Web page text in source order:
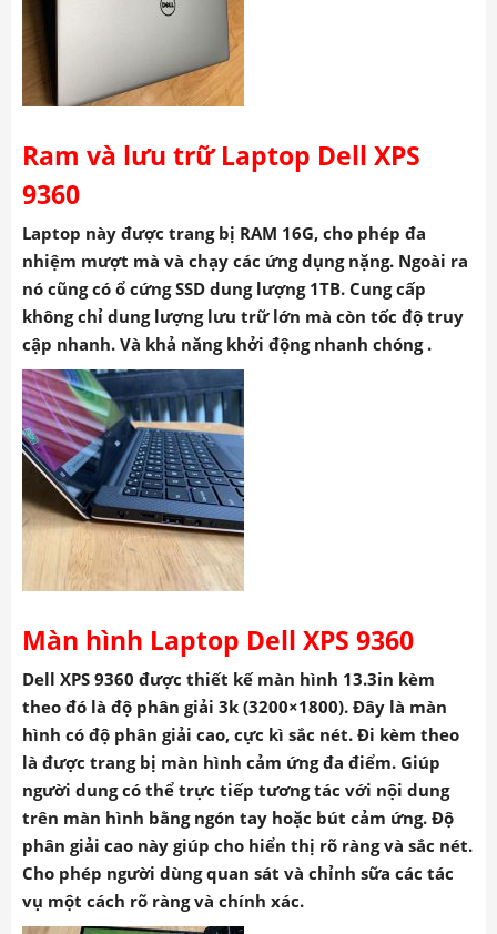
Ram và lưu trữ Laptop Dell XPS
9360
Laptop này được trang bị RAM 16G, cho phép đa
nhiệm mượt mà và chạy các ứng dụng nặng. Ngoài ra
nó cũng có ổ cứng SSD dung lượng 1TB. Cung cấp
không chỉ dung lượng lưu trữ lớn mà còn tốc độ truy
cập nhanh. Và khả năng khởi động nhanh chóng .
Màn hình Laptop Dell XPS 9360
Dell XPS 9360 được thiết kế màn hình 13.3in kèm
theo đó là độ phân giải 3k (3200×1800). Đây là màn
hình có độ phân giải cao, cực kì sắc nét. Đi kèm theo
là được trang bị màn hình cảm ứng đa điểm. Giúp
người dung có thể trực tiếp tương tác với nội dung
trên màn hình bằng ngón tay hoặc bút cảm ứng. Độ
phân giải cao này giúp cho hiển thị rõ ràng và sắc nét.
Cho phép người dùng quan sát và chỉnh sữa các tác
vụ một cách rõ ràng và chính xác.